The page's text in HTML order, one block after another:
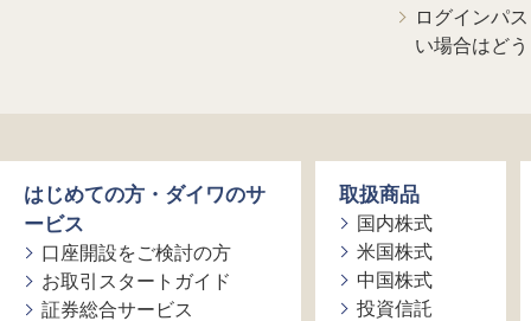
ログインパ
い場合はど
はじめての方・ダイワのサ
ービス
口座開設をご検討の方
お取引スタートガイド
証券総合サービス
取扱商品
国内株式
米国株式
中国株式
投資信託